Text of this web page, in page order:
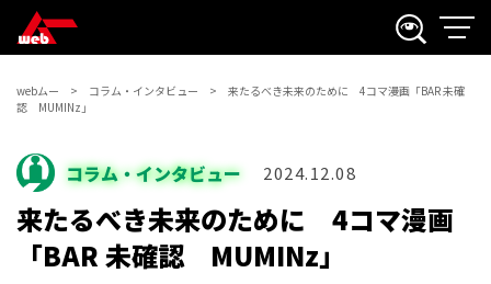
webムー コラム・インタビュー
来たるべき未来のために 4コマ漫画「BAR 未確
認 MUMINz」
コラム・インタビュー 2024.12.08
来たるべき未来のために 4コマ漫画
「BAR 未確認 MUMINz」